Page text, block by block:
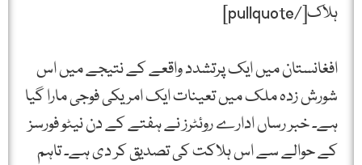
ہلاک[/pullquote]
افغانستان میں ایک پرتشدد واقعے کے نتیجے میں اس
شورش زدہ ملک میں تعینات ایک امریکی فوجی مارا گیا
ہے۔ خبر رساں ادارے روئٹرز نے ہفتے کے دن نیٹو فورسز
کے حوالے سے اس ہلاکت کی تصدیق کر دی ہے۔ تاہم